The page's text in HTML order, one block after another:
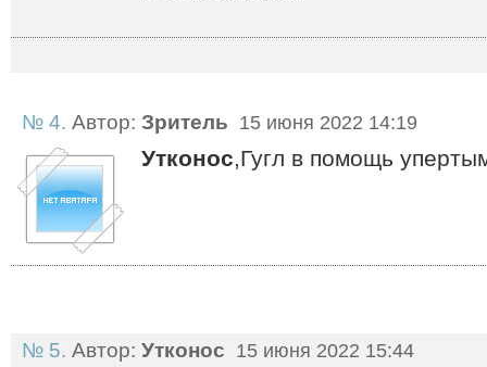
№ 4. Автор: Зритель 15 июня 2022 14:19
Утконос,Гугл в помощь
№ 5. Автор: Утконос 15 июня 2022 15:44